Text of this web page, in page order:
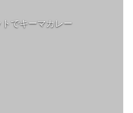
でキーマカレー